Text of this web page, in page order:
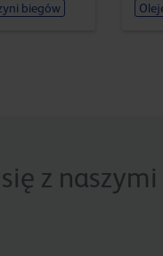
biegów
z